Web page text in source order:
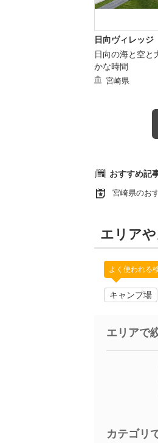
日向ヴィレッジ
日向の海と空と
かな時間
宮崎県
おすすめ記
宮崎県のお
エリア
よく使われる
キャンプ場
エリアで
カテゴリ